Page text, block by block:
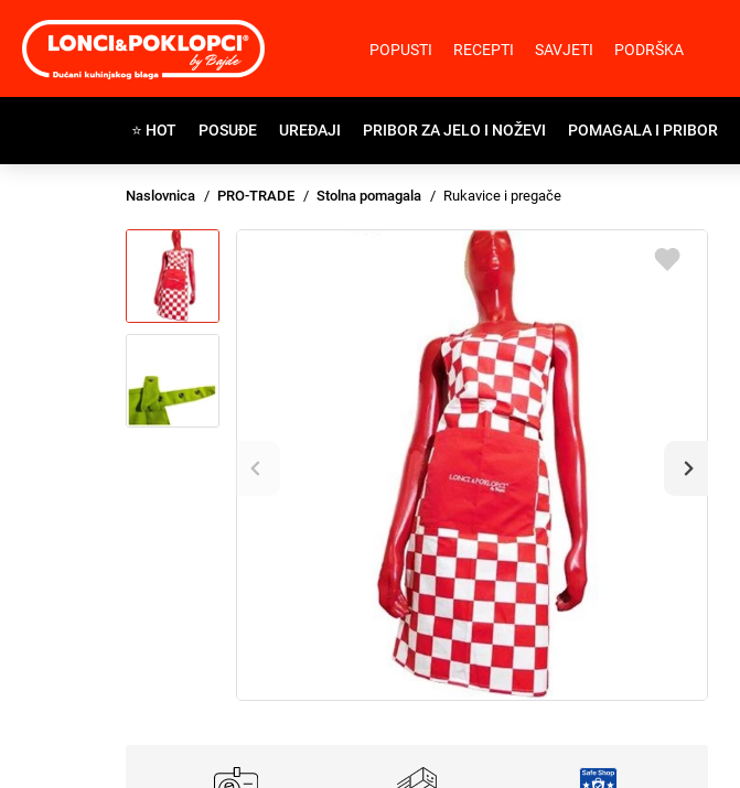
POPUSTI RECEPTI SAVJETI PODRŠKA
⭐ HOT POSUĐE UREĐAJI PRIBOR ZA JELO I NOŽEVI POMAGALA I PRIBOR
Naslovnica PRO-TRADE Stolna pomagala Rukavice i pregače